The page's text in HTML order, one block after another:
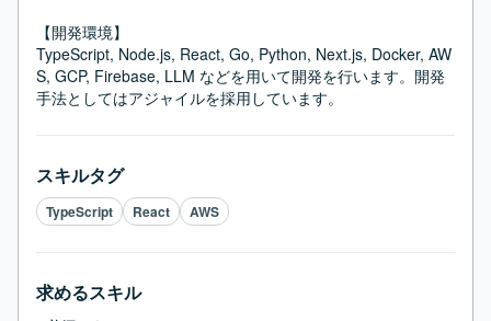
【開発環境】
TypeScript, Node.js, React, Go, Python, Next.js, Docker, AW
S, GCP, Firebase, LLM などを用いて開発を行います。開発
手法としてはアジャイルを採用しています。
スキルタグ
TypeScript React AWS
求めるスキル